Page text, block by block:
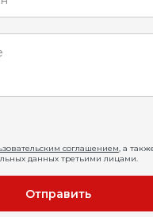
соглашением, а
данных третьими лицами.
Отправить